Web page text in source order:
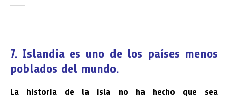
7. Islandia es uno de los países menos
poblados del mundo.
La historia de la isla no ha hecho que sea